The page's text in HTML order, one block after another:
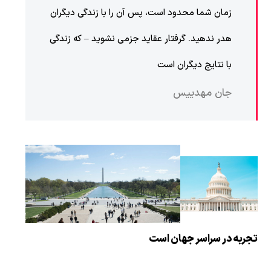
زمان شما محدود است، پس آن را با زندگی دیگران
هدر ندهید. گرفتار عقاید جزمی نشوید – که زندگی
با نتایج دیگران است
جان مهدییس
تجربه در سراسر جهان است